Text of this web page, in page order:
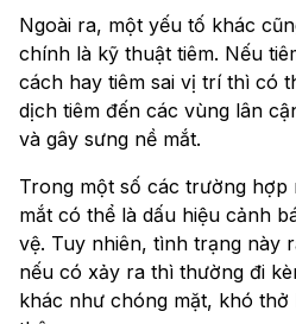
Ngoài ra, một yếu tố khác
chính là kỹ thuật tiêm. Nếu
cách hay tiêm sai vị trí thì có
dịch tiêm đến các vùng lân
và gây sưng nề mắt.
Trong một số các trường hợp
mắt có thể là dấu hiệu cảnh
vệ. Tuy nhiên, tình trạng này
nếu có xảy ra thì thường đi
khác như chóng mặt, khó